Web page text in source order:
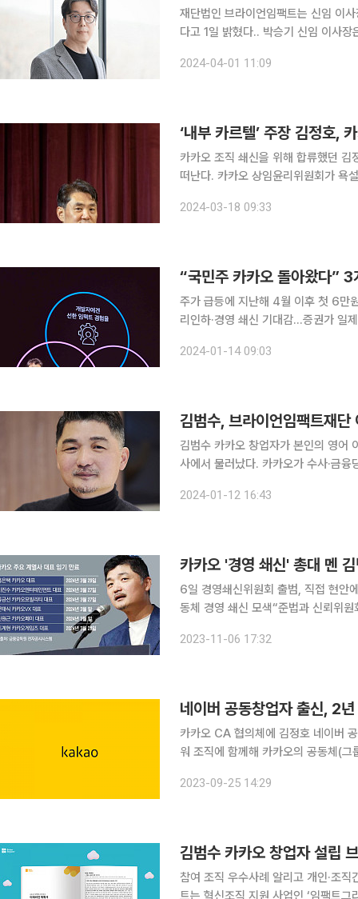
재단법인 브라이언임팩트는 신임 이
다고 1일 밝혔다.. 박승기 신임 이사
를 해결하고자 하는 재단 방향성에 맞
2024-04-01 11:09
‘내부 카르텔’ 주장 김정호,
카카오 조직 쇄신을 위해 합류했던
떠난다. 카카오 상임윤리위원회가 욕
2024-03-18 09:33
“국민주 카카오 돌아왔다”
주가 급등에 지난해 4월 이후 첫 6만
리인하·경영 쇄신 기대감…증권가 일제히 목표가 상향 국민주로 불
카카오 창업자의 경영 쇄신 행보와 더
2024-01-14 09:03
김범수, 브라이언임팩트재
김범수 카카오 창업자가 본인의 영어
사에서 물러났다. 카카오가 수사·금
팩트는 지난해 11월 이사회를 통해 재
2024-01-12 16:43
카카오 '경영 쇄신' 총대 멘
6일 경영쇄신위원회 출범, 직접 현안
동체 경영 쇄신 모색“준법과 신뢰위
2023-11-06 17:32
네이버 공동창업자 출신, 2
카카오 CA 협의체에 김정호 네이버
워 조직에 함께해 카카오의 공동체(
2023-09-25 14:29
김범수 카카오 창업자 설립
참여 조직 우수사례 알리고 개인·조직간 협업기
트는 혁신조직 지원 사업인 ‘임팩트